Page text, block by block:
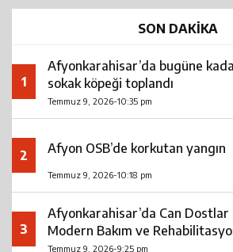
SON DAKİKA
1
Afyonkarahisar’da bugüne
sokak köpeği toplandı
Temmuz 9, 2026-10:35 pm
2 Afyon OSB’de korkutan yangın
Temmuz 9, 2026-10:18 pm
3
Afyonkarahisar’da Can Dostlar
Modern Bakım ve
Temmuz 9, 2026-9:25 pm